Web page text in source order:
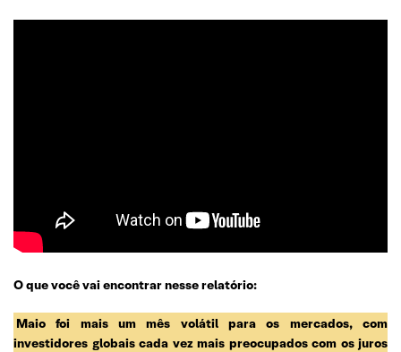
O que você vai encontrar nesse relatório:
Maio foi mais um mês volátil para os mercados, com
investidores globais cada vez mais preocupados com os juros